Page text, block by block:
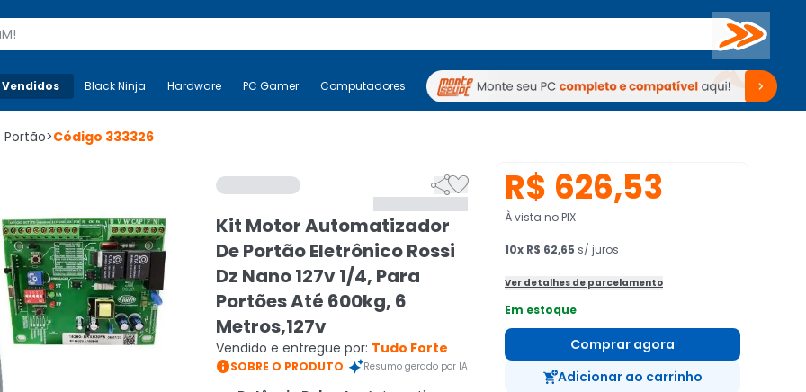
Buscar
Mais-v- Black Ninja Hardware PC Gamer Computadores Periféricos TV Venda no KaBuM!
Black Ninja Hardware PC Gamer Computadores Periféricos TV Venda no KaBuM!
>Código 333326

Kit Motor Automatizador
De Portão Eletrônico Rossi
Dz Nano 127v 1/4, Para
Portões Até 600kg, 6
Metros,127v
Vendido e entregue por: Tudo Forte
SOBRE O PRODUTO Resumo gerado por IA
R$ 626,53
À vista no PIX
10x R$ 62,65 s/ juros
Ver detalhes de parcelamento
Em estoque
Comprar agora
Adicionar ao carrinho